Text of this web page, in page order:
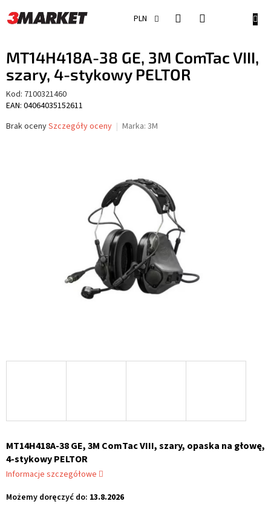
do
treści
PLN
MT14H418A-38 GE, 3M ComTac VIII,
szary, 4-stykowy PELTOR
Kod: 7100321460
EAN: 04064035152611
Średnia
Brak ocenySzczegóły oceny Marka: 3M
Możemy doręczyć do: 13.8.2026
MT14H418A-38 GE, 3M ComTac VIII, szary, opaska na głowę,
4-stykowy PELTOR
Informacje szczegółowe